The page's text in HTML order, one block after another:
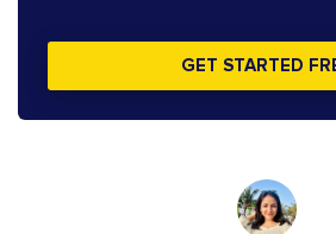
GET STARTED